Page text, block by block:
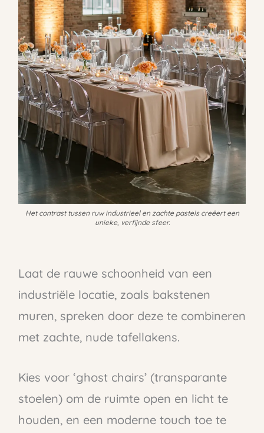
Het contrast tussen ruw industrieel en zachte pastels creëert een
unieke, verfijnde sfeer.
Laat de rauwe schoonheid van een
industriële locatie, zoals bakstenen
muren, spreken door deze te combineren
met zachte, nude tafellakens.
Kies voor ‘ghost chairs’ (transparante
stoelen) om de ruimte open en licht te
houden, en een moderne touch toe te